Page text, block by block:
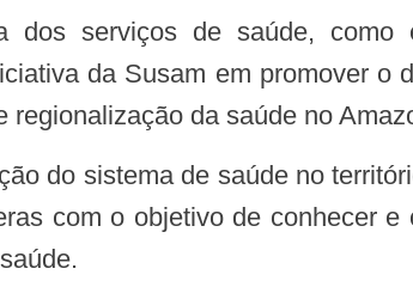
da Susam em promover o
da saúde no
com o objetivo de conhecer